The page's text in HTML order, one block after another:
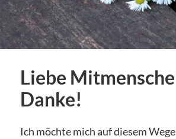
Liebe
Danke!
Ich möchte mich auf diesem